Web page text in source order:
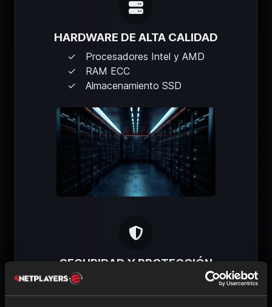
HARDWARE DE ALTA CALIDAD
Procesadores Intel y AMD
RAM ECC
Almacenamiento SSD
SEGURIDAD Y PROTECCIÓN
Protección DDoS
Alimentación eléctrica redundante